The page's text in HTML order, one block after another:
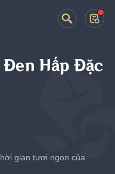
Đen Hấp Đặc
gian tươi ngon của